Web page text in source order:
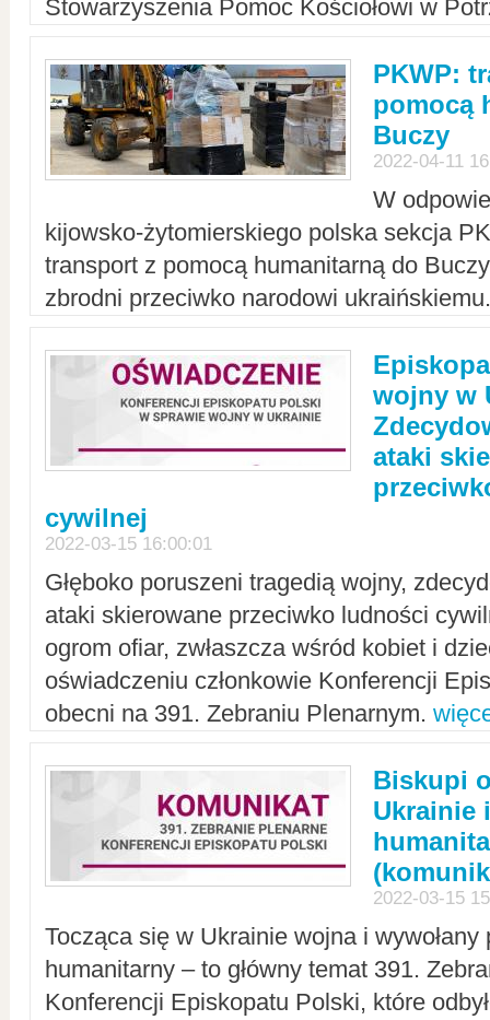
Stowarzyszenia Pomoc Kościołowi w
PKWP:
pomocą
Buczy
2022-04-11
W
kijowsko-żytomierskiego polska sekcja
transport z pomocą humanitarną do
zbrodni przeciwko narodowi
wojny w
ataki
cywilnej
2022-03-15 16:00:01
Głęboko poruszeni tragedią wojny,
ataki skierowane przeciwko ludności
ogrom ofiar, zwłaszcza wśród kobiet i
oświadczeniu członkowie Konferencji
obecni na 391. Zebraniu Plenarnym.
Biskupi
Ukrainie
2022-03-15
Tocząca się w Ukrainie wojna i
humanitarny – to główny temat 391.
Konferencji Episkopatu Polski, które